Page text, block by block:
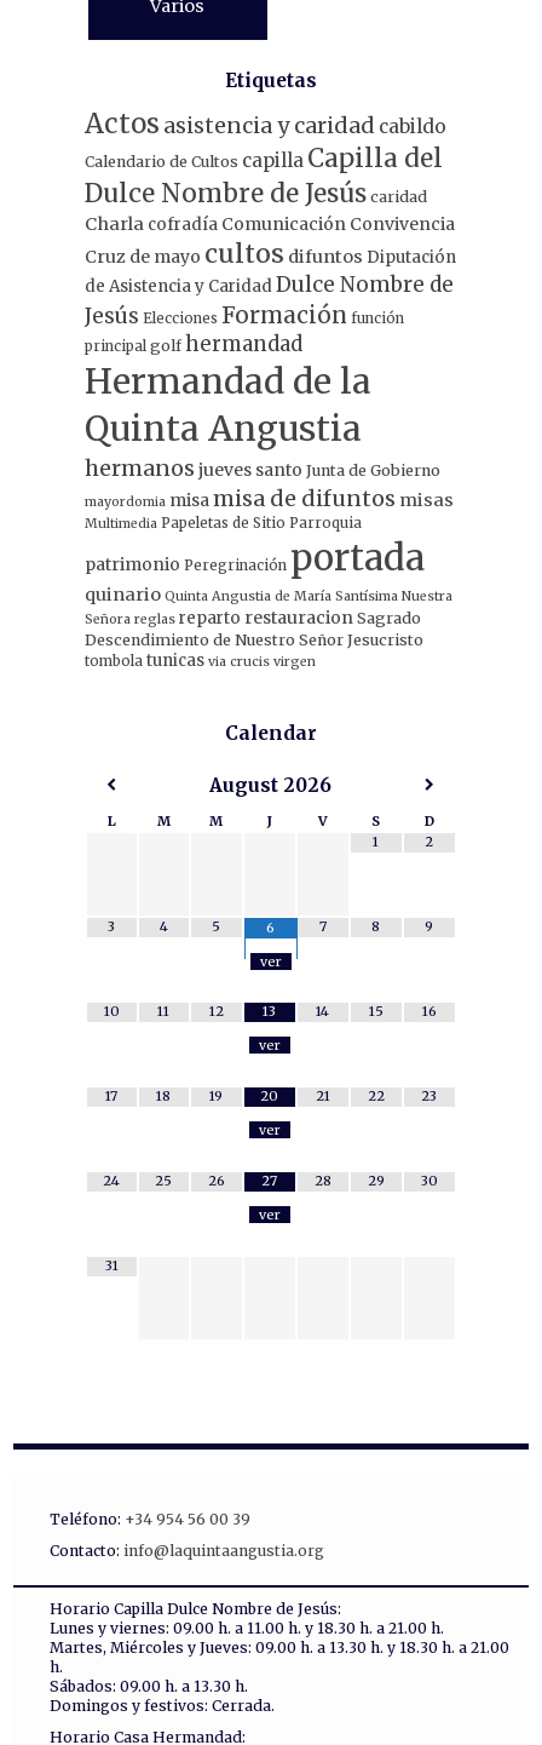
Varios
Etiquetas
Actos asistencia y caridad cabildo
Calendario de Cultos capilla Capilla del
Dulce Nombre de Jesús caridad
Charla cofradía Comunicación Convivencia
Cruz de mayo cultos difuntos Diputación
de Asistencia y CaridadDulce Nombre de
Jesús Elecciones Formación función
principal golf hermandad
Hermandad de la
Quinta Angustia
hermanos jueves santo Junta de Gobierno
mayordomia misamisa de difuntos misas
Multimedia Papeletas de Sitio Parroquia
patrimonio Peregrinación portada
quinario Quinta Angustia de María Santísima Nuestra
Señora reglas reparto restauracion Sagrado
Descendimiento de Nuestro Señor Jesucristo
tombola tunicas via crucis virgen
Calendar
August 2026
L M M J V S
D
1
2
3 4 5
6
ver
7 8 9
10 11 12
13
ver
14 15 16
17 18 19
20
ver
21 22 23
24 25 26
27
ver
28 29 30
31
Teléfono: +34 954 56 00 39
Contacto: info@laquintaangustia.org
Horario Capilla Dulce Nombre de Jesús:
Lunes y viernes: 09.00 h. a 11.00 h. y 18.30 h. a 21.00 h.
Martes, Miércoles y Jueves: 09.00 h. a 13.30 h. y 18.30 h. a 21.00
h.
Sábados: 09.00 h. a 13.30 h.
Domingos y festivos: Cerrada.
Horario Casa Hermandad: